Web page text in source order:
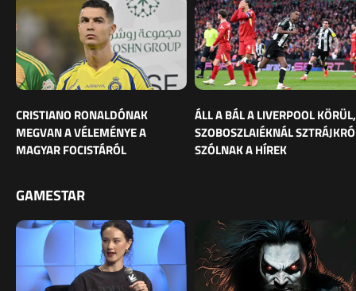
CRISTIANO RONALDÓNAK
MEGVAN A VÉLEMÉNYE A
MAGYAR FOCISTÁRÓL
ÁLL A BÁL A LIVERPOOL KÖRÜL,
SZOBOSZLAIÉKNÁL
SZÓLNAK A HÍREK
GAMESTAR